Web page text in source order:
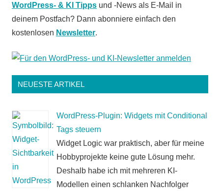
WordPress- & KI Tipps und -News als E-Mail in
deinem Postfach? Dann abonniere einfach den
kostenlosen Newsletter.
NEUESTE ARTIKEL
WordPress-Plugin: Widgets mit Conditional
Tags steuern
Widget Logic war praktisch, aber für meine
Hobbyprojekte keine gute Lösung mehr.
Deshalb habe ich mit mehreren KI-
Modellen einen schlanken Nachfolger